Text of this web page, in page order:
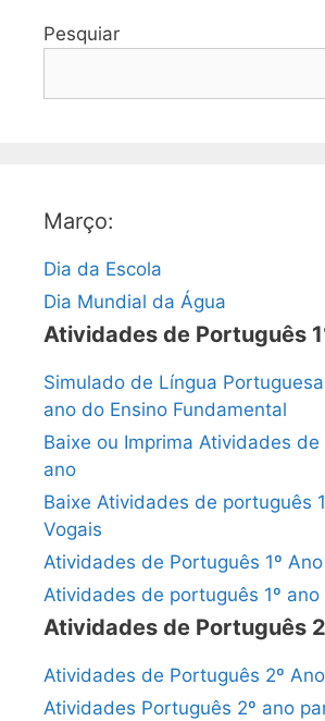
Pesquiar
Março:
Dia da Escola
Dia Mundial da Água
Atividades de Português
Simulado de Língua Portuguesa
ano do Ensino Fundamental
Baixe ou Imprima Atividades de
ano
Baixe Atividades de português
Vogais
Atividades de Português 1º Ano
Atividades de português 1º ano
Atividades de Português
Atividades de Português 2º Ano
Atividades Português 2º ano